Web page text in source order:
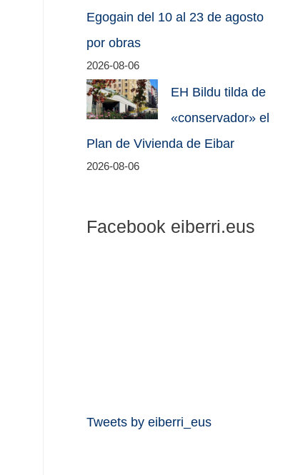
Egogain del 10 al 23 de agosto
por obras
2026-08-06
EH Bildu tilda de
«conservador» el
Plan de Vivienda de Eibar
2026-08-06
Facebook eiberri.eus
Tweets by eiberri_eus